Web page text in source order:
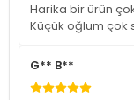
Harika bir ürün
Küçük oğlum çok
G** B**